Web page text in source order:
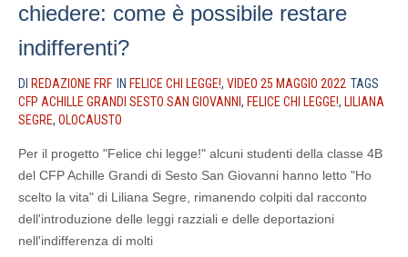
chiedere: come è possibile restare
indifferenti?
DI REDAZIONE FRF IN FELICE CHI LEGGE!, VIDEO 25 MAGGIO 2022 TAGS
CFP ACHILLE GRANDI SESTO SAN GIOVANNI , FELICE CHI LEGGE!, LILIANA
SEGRE, OLOCAUSTO
Per il progetto "Felice chi legge!" alcuni studenti della classe 4B
del CFP Achille Grandi di Sesto San Giovanni hanno letto "Ho
scelto la vita" di Liliana Segre, rimanendo colpiti dal racconto
dell'introduzione delle leggi razziali e delle deportazioni
nell'indifferenza di molti